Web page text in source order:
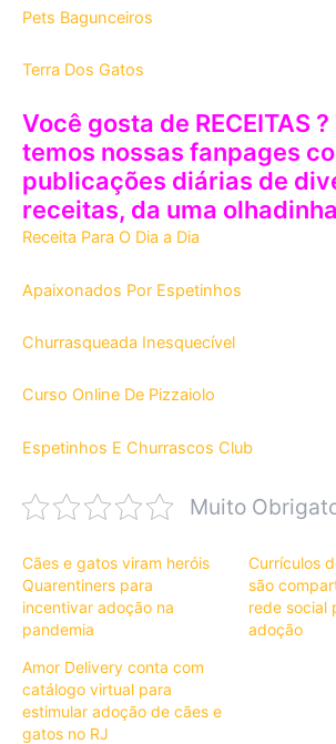
Pets Bagunceiros
Terra Dos Gatos
Você gosta de RECEITAS
temos nossas fanpages
publicações diárias de
receitas, da uma
Receita Para O Dia a Dia
Apaixonados Por Espetinhos
Churrasqueada Inesquecível
Curso Online De Pizzaiolo
Espetinhos E Churrascos Club
Muito
Cães e gatos viram heróis
Quarentiners para
incentivar adoção na
pandemia
Currículos
são
rede social
adoção
Amor Delivery conta com
catálogo virtual para
estimular adoção de cães e
gatos no RJ